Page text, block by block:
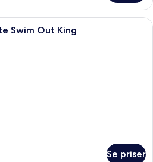
Ett modernt hotellrum med en stor
Swim Out King
Se priser